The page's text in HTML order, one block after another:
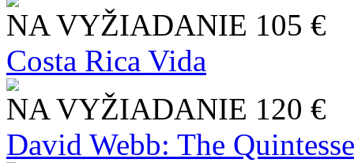
NA VYŽIADANIE 105 €
Costa Rica Vida
NA VYŽIADANIE 120 €
David Webb: The